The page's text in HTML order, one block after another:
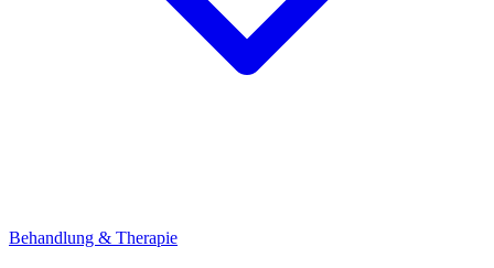
Behandlung & Therapie